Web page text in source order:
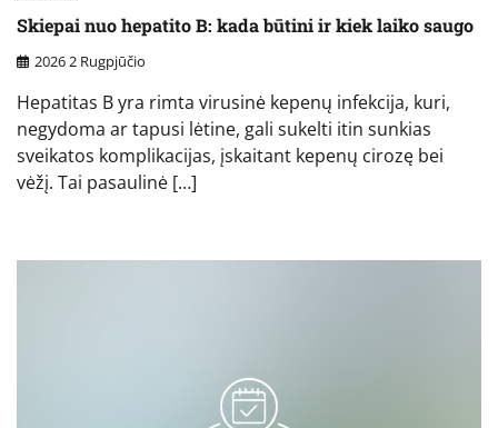
Skiepai nuo hepatito B: kada būtini ir kiek laiko saugo
2026 2 Rugpjūčio
Hepatitas B yra rimta virusinė kepenų infekcija, kuri,
negydoma ar tapusi lėtine, gali sukelti itin sunkias
sveikatos komplikacijas, įskaitant kepenų cirozę bei
vėžį. Tai pasaulinė […]